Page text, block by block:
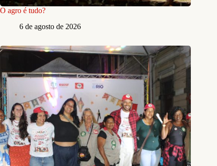
O agro é tudo?
6 de agosto de 2026